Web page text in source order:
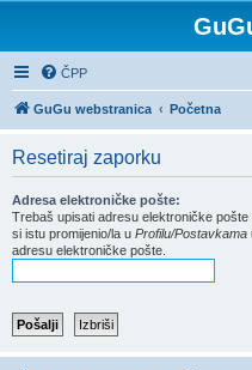
ČPP
GuGu webstranica Početna
Resetiraj zaporku
Adresa elektroničke pošte:
Trebaš upisati adresu elektroničke
si istu promijenio/la u Profilu/Postavkama
adresu elektroničke pošte.